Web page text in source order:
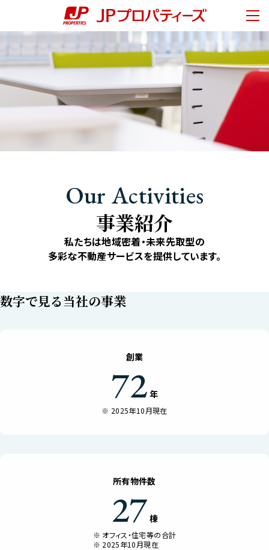
ページの先頭です。
ページ内移動用のリンクです。
ヘッダーメニューへ移動します。
フッターメニューへ移動します。
ここからヘッダーメニューです。 メ
会社情報
経営理念
会社概要
サステナビリティ
オフィスビル事業
Properties
管理物件
ヘッダーメニューはここまでです。
Our Activities
事業紹介
私たちは地域密着・未来先取型の
多彩な不動産サービスを提供しています。
数字で見る当社の事業
創業
72 年
2025年10月現在
所有物件数
27 棟
オフィス・住宅等の合計
2025年10月現在
ページの終わりです。